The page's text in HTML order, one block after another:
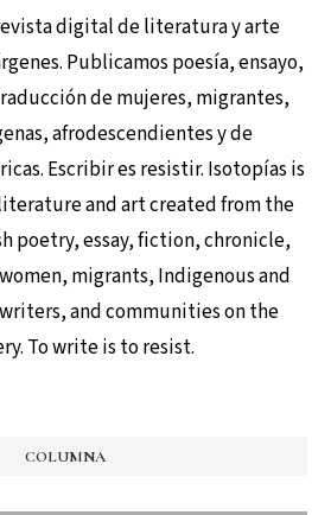
digital de literatura y arte
Publicamos poesía, ensayo,
de mujeres, migrantes,
afrodescendientes y de
Escribir es resistir. Isotopías is
and art created from the
poetry, essay, fiction, chronicle,
migrants, Indigenous and
and communities on the
To write is to resist.
COLUMNA